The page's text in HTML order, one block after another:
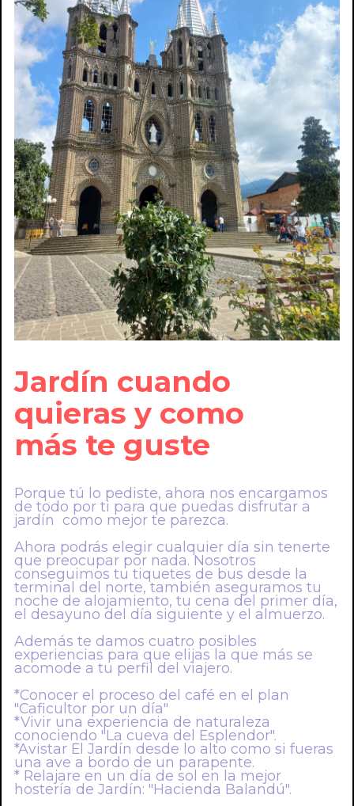
Jardín cuando
quieras y como
más te guste
Porque tú lo pediste, ahora nos encargamos
de todo por ti para que puedas disfrutar a
jardín como mejor te parezca.
Ahora podrás elegir cualquier día sin tenerte
que preocupar por nada. Nosotros
conseguimos tu tiquetes de bus desde la
terminal del norte, también aseguramos tu
noche de alojamiento, tu cena del primer día,
el desayuno del día siguiente y el almuerzo.
Además te damos cuatro posibles
experiencias para que elijas la que más se
acomode a tu perfil del viajero.
*Conocer el proceso del café en el plan
"Caficultor por un día"
*Vivir una experiencia de naturaleza
conociendo "La cueva del Esplendor".
*Avistar El Jardín desde lo alto como si fueras
una ave a bordo de un parapente.
* Relajare en un día de sol en la mejor
hostería de Jardín: "Hacienda Balandú".